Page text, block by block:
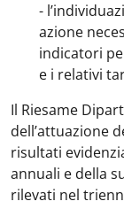
-
azione
indicatori
e i relativi
Il Riesame
dell’attuazione
risultati
annuali e della
rilevati nel